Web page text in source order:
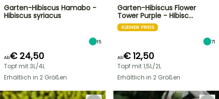
Garten-Hibiscus Hamabo -
Hibiscus syriacus
15
Ab€ 24,50
Topf mit 3L/4L
Erhältlich in 2 Größen
Garten-Hibiscus Flower
Tower Purple - Hibisc…
KLEINER PREIS
71
Ab€ 12,50
Topf mit 1,5L/2L
Erhältlich in 2 Größen